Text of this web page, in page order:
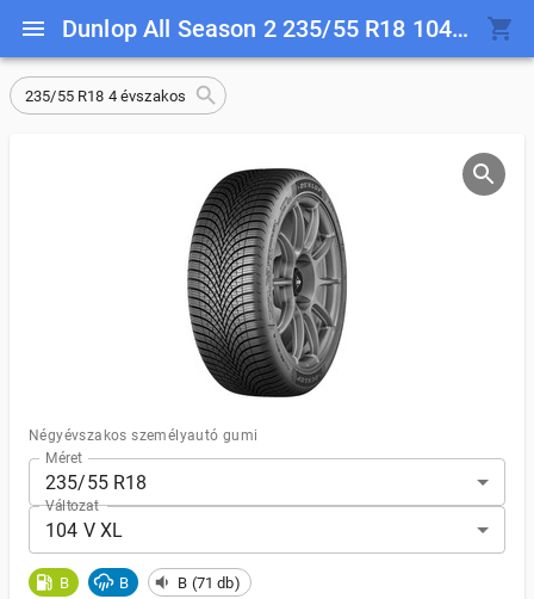
Dunlop All Season 2 235/55 R18 104 V XL
235/55 R18 4 évszakos
Négyévszakos személyautó gumi
Méret
235/55 R18
Változat
104 V XL
B B B (71 db)